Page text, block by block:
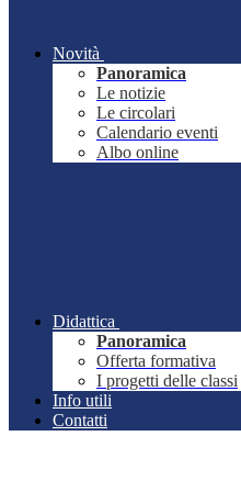
Novità
Panoramica
Le notizie
Le circolari
Calendario eventi
Albo online
Didattica
Panoramica
Offerta formativa
I progetti delle classi
Info utili
Contatti